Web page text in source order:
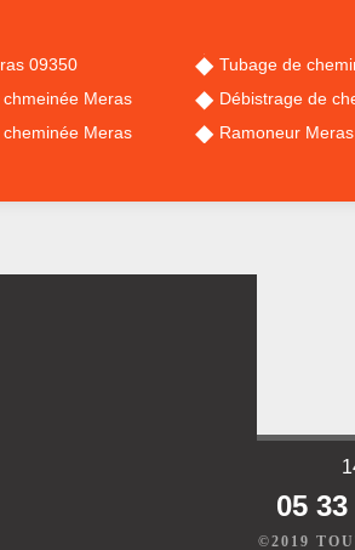
09350
Meras
Meras
Tubage de
Débistrage de
Ramoneur Meras
05
©2019